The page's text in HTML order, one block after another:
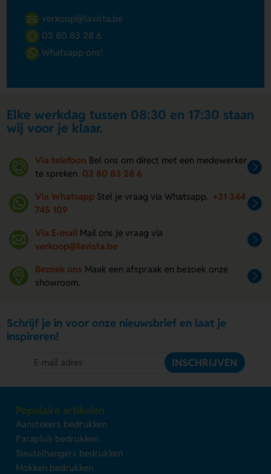
verkoop@lavista.be
03 80 83 28 6
Whatsapp ons!
Elke werkdag tussen 08:30 en 17:30 staan
wij voor je klaar.
Via telefoon Bel ons om direct met een medewerker
te spreken 03 80 83 28 6
Via Whatsapp Stel je vraag via Whatsapp. +31 344
745 109
Via E-mail Mail ons je vraag via
verkoop@lavista.be
Bezoek ons Maak een afspraak en bezoek onze
showroom.
Schrijf je in voor onze nieuwsbrief en laat je
inspireren!
INSCHRIJVEN
Populaire artikelen
Aanstekers bedrukken
Paraplu's bedrukken
Sleutelhangers bedrukken
Mokken bedrukken